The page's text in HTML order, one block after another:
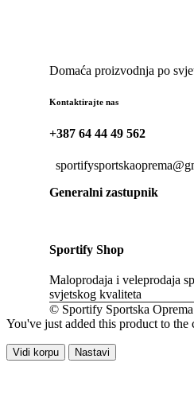
Domaća proizvodnja po
Kontaktirajte nas
+387 64 44 49 562
Generalni zastupnik
Sportify Shop
Maloprodaja i veleprodaja
svjetskog kvaliteta
© Sportify Sportska
You've just added this product to the
Vidi korpu Nastavi